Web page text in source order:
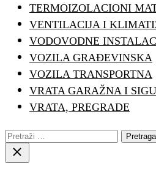
TERMOIZOLACIONI
VENTILACIJA I
VODOVODNE
VOZILA GRAĐEVINSKA
VOZILA TRANSPORTNA
VRATA GARAŽNA I
VRATA, PREGRADE
Pretraga:
Close
search